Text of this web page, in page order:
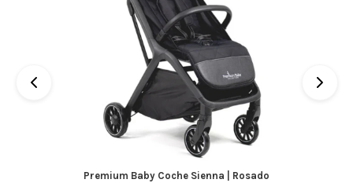
Premium Baby Coche Sienna | Rosado